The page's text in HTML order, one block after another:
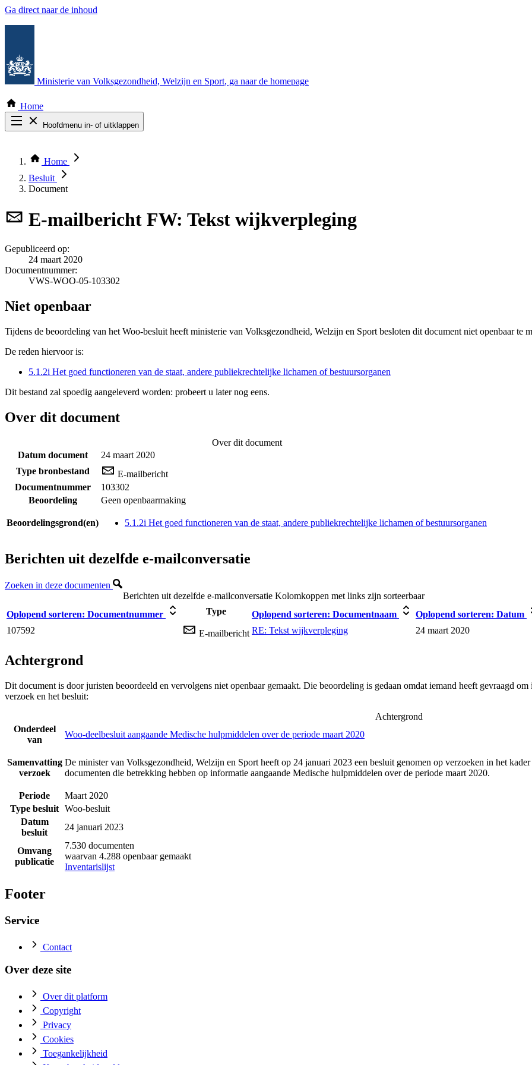
Ga direct naar de inhoud
Ministerie van Volksgezondheid, Welzijn en Sport, ga naar de homepage
Home
Hoofdmenu in- of uitklappen
Thema COVID-19
Bekijk per bestuursorgaan
Home
Besluit
Document
E-mailbericht FW: Tekst wijkverpleging
Gepubliceerd op:
24 maart 2020
Documentnummer:
VWS-WOO-05-103302
Niet openbaar
Tijdens de beoordeling van het Woo-besluit heeft ministerie van Volksgezondheid, Welzijn en Sport besloten dit document niet openbaar te
De reden hiervoor is:
5.1.2i Het goed functioneren van de staat, andere publiekrechtelijke lichamen of bestuursorganen
Dit bestand zal spoedig aangeleverd worden: probeert u later nog eens.
Over dit document
Over dit document
Datum document
24 maart 2020
Type bronbestand
E-mailbericht
Documentnummer
103302
Beoordeling
Geen openbaarmaking
Beoordelingsgrond(en) 5.1.2i Het goed functioneren van de staat, andere publiekrechtelijke lichamen of bestuursorganen
Berichten uit dezelfde e-mailconversatie
Zoeken in deze documenten
Berichten uit dezelfde e-mailconversatie Kolomkoppen met links zijn sorteerbaar
Oplopend sorteren: Documentnummer Type Oplopend sorteren: Documentnaam Oplopend sorteren: Datum
107592
E-mailbericht RE: Tekst wijkverpleging 24 maart 2020
Achtergrond
Dit document is door juristen beoordeeld en vervolgens niet openbaar gemaakt. Die beoordeling is gedaan omdat iemand heeft gevraagd
verzoek en het besluit:
Achtergrond
Onderdeel
van
Woo-deelbesluit aangaande Medische hulpmiddelen over de periode maart 2020
Samenvatting
verzoek
De minister van Volksgezondheid, Welzijn en Sport heeft op 24 januari 2023 een besluit genomen op verzoeken in het
documenten die betrekking hebben op informatie aangaande Medische hulpmiddelen over de periode maart 2020.
Periode
Maart 2020
Type besluit Woo-besluit
Datum
besluit
24 januari 2023
Omvang
publicatie
7.530 documenten
waarvan 4.288 openbaar gemaakt
Inventarislijst
Footer
Service
Contact
Over deze site
Over dit platform
Copyright
Privacy
Cookies
Toegankelijkheid